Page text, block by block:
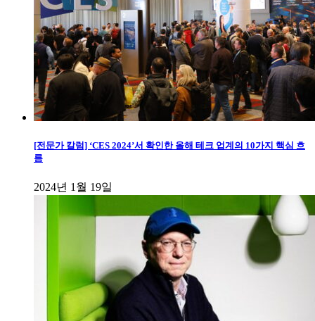
[전문가 칼럼] ‘CES 2024’서 확인한 올해 테크 업계의 10가지 핵심 흐
름
2024년 1월 19일